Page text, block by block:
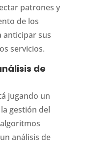
patrones y
de los
anticipar sus
servicios.
de
jugando un
gestión del
análisis de